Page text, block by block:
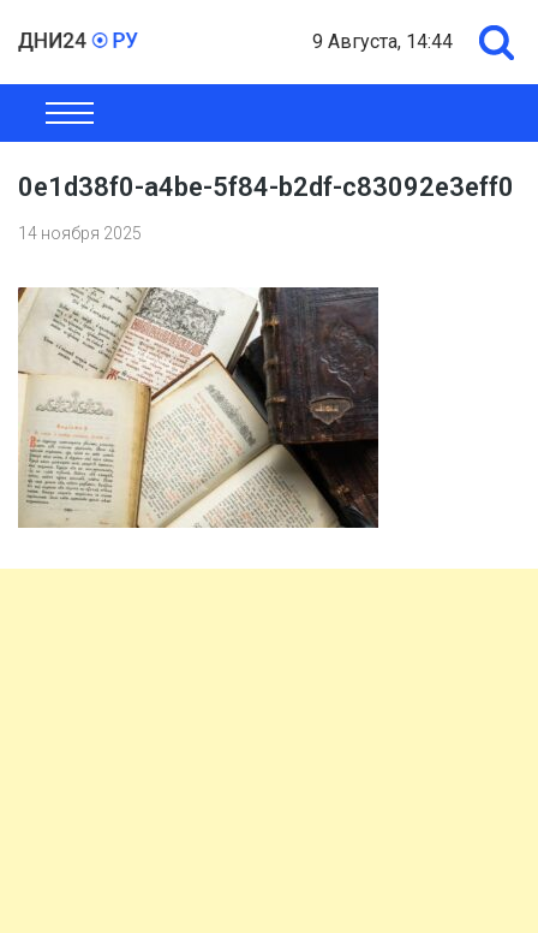
9 Августа, 14:44
ОБЩЕСТВО
0e1d38f0-a4be-5f84-b2df-c83092e3eff0
14 ноября 2025